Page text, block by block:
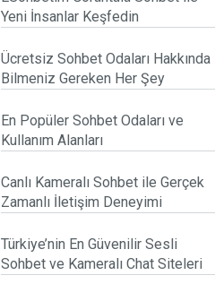
Yeni İnsanlar Keşfedin
Ücretsiz Sohbet Odaları Hakkında
Bilmeniz Gereken Her Şey
En Popüler Sohbet Odaları ve
Kullanım Alanları
Canlı Kameralı Sohbet ile Gerçek
Zamanlı İletişim Deneyimi
Türkiye’nin En Güvenilir Sesli
Sohbet ve Kameralı Chat Siteleri